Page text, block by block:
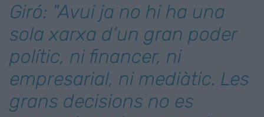
Giró: "Avui ja no hi ha una
sola xarxa d’un gran poder
polític, ni financer, ni
empresarial, ni mediàtic. Les
grans decisions no es